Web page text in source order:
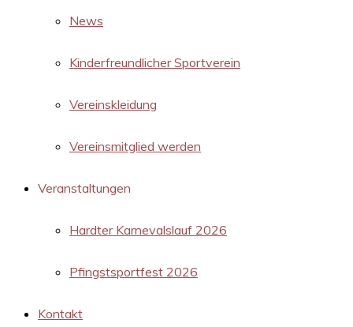
News
Kinderfreundlicher Sportverein
Vereinskleidung
Vereinsmitglied werden
Veranstaltungen
Hardter Karnevalslauf 2026
Pfingstsportfest 2026
Kontakt